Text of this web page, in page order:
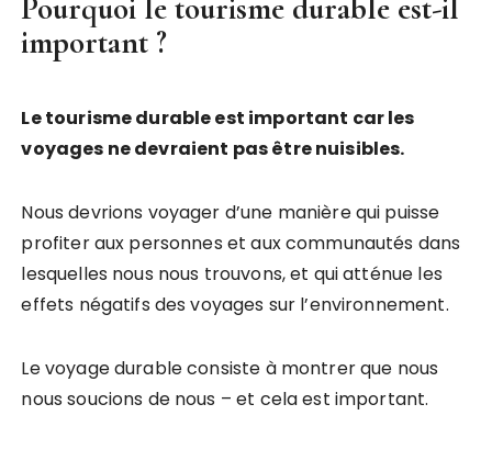
Pourquoi le tourisme durable est-il
important ?
Le tourisme durable est important car les
voyages ne devraient pas être nuisibles.
Nous devrions voyager d’une manière qui puisse
profiter aux personnes et aux communautés dans
lesquelles nous nous trouvons, et qui atténue les
effets négatifs des voyages sur l’environnement.
Le voyage durable consiste à montrer que nous
nous soucions de nous – et cela est important.